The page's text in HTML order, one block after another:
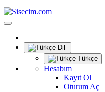
Dil
Türkçe
Hesabım
Kayıt Ol
Oturum Aç